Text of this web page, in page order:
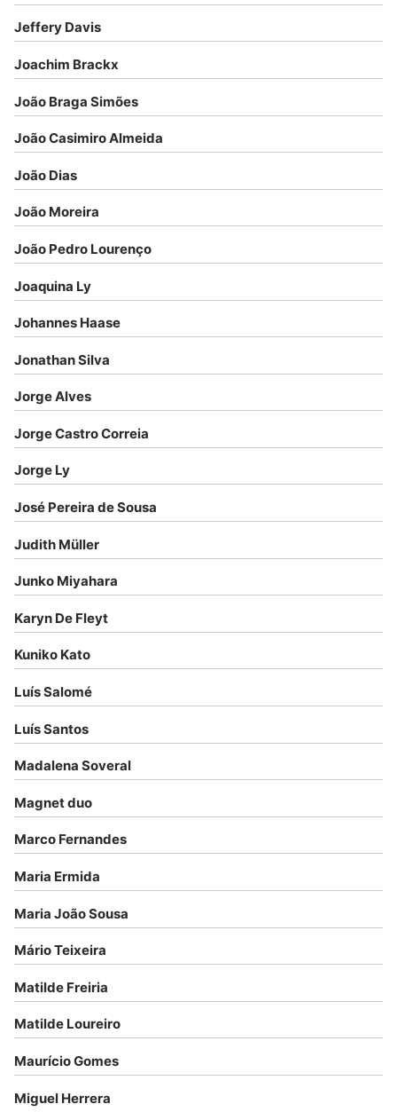
Jeffery Davis
Joachim Brackx
João Braga Simões
João Casimiro Almeida
João Dias
João Moreira
João Pedro Lourenço
Joaquina Ly
Johannes Haase
Jonathan Silva
Jorge Alves
Jorge Castro Correia
Jorge Ly
José Pereira de Sousa
Judith Müller
Junko Miyahara
Karyn De Fleyt
Kuniko Kato
Luís Salomé
Luís Santos
Madalena Soveral
Magnet duo
Marco Fernandes
Maria Ermida
Maria João Sousa
Mário Teixeira
Matilde Freiria
Matilde Loureiro
Maurício Gomes
Miguel Herrera